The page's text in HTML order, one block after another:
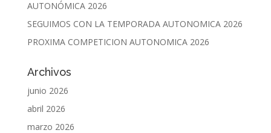
AUTONÓMICA 2026
SEGUIMOS CON LA TEMPORADA AUTONOMICA 2026
PROXIMA COMPETICION AUTONOMICA 2026
Archivos
junio 2026
abril 2026
marzo 2026